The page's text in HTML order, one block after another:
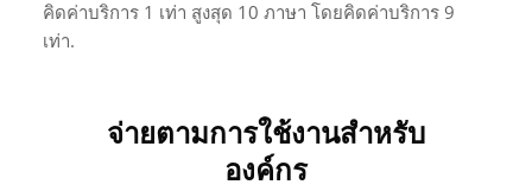
คิดค่าบริการ 1 เท่า สูงสุด 10 ภาษา โดยคิดค่าบริการ 9
เท่า.
จ่ายตามการใช้งานสำหรับ
องค์กร